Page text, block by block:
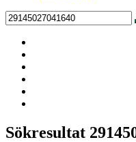
Sökresultat